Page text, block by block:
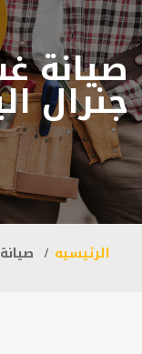
صيانة
جنرال
الرئيسيه